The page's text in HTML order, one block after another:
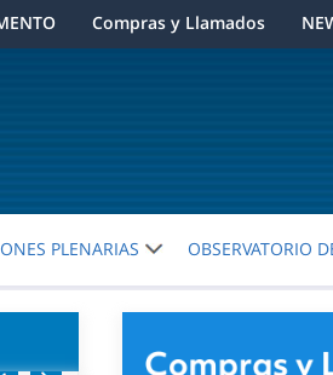
Compras y Llamados
PLENARIAS OBSERVATORIO